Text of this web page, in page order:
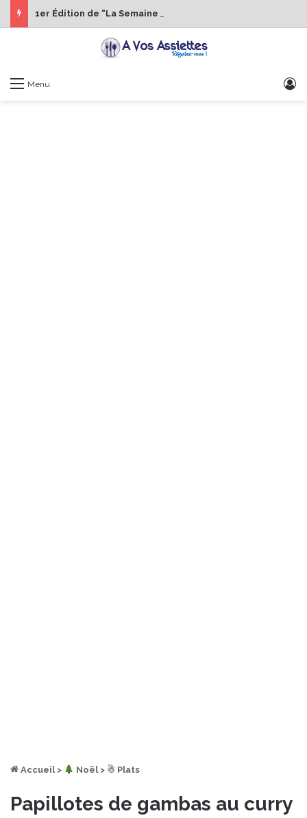
Menu
Accueil > ︎ Noël > ☃ Plats
Papillotes de gambas au curry